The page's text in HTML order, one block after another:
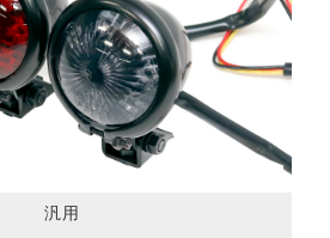
汎用